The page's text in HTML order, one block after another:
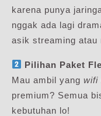
karena punya
nggak ada lagi
asik streaming atau
Pilihan Paket
Mau ambil yang wifi
premium? Semua
kebutuhan lo!